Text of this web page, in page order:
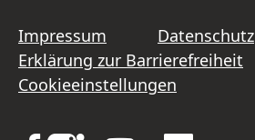
Impressum
Datenschutz
Erklärung zur Barrierefreiheit
Cookieeinstellungen